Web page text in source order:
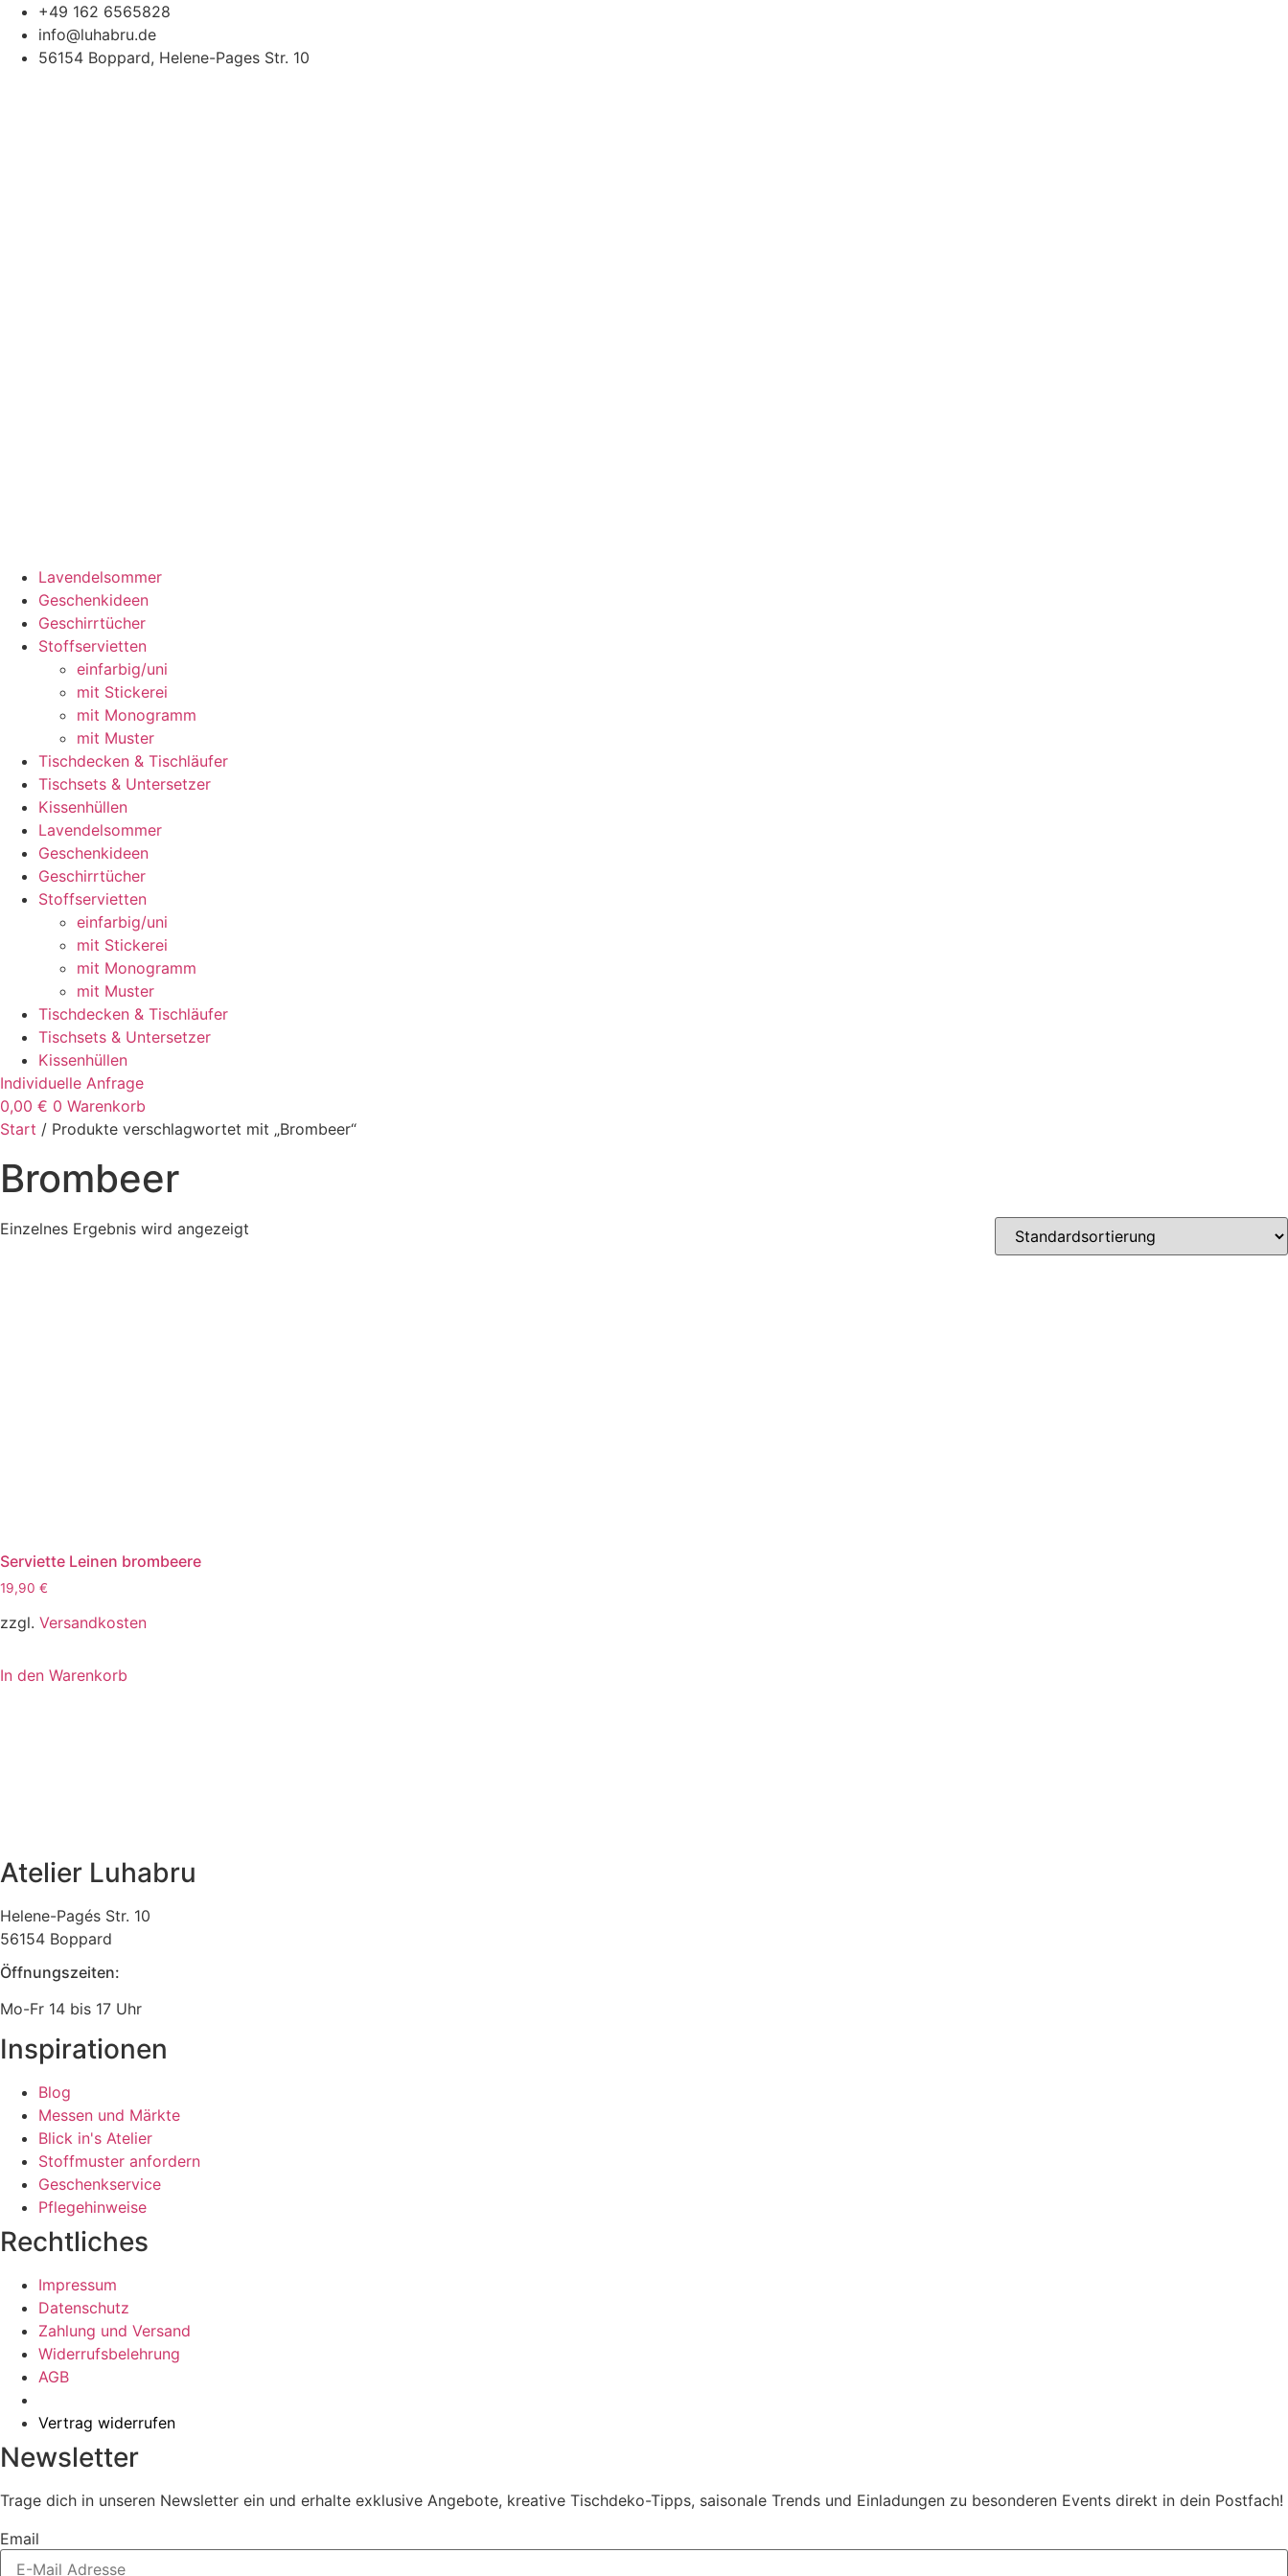
Zum
Inhalt
wechseln
+49 162 6565828
info@luhabru.de
56154 Boppard, Helene-Pages Str. 10
Lavendelsommer
Geschenkideen
Geschirrtücher
Stoffservietten
einfarbig/uni
mit Stickerei
mit Monogramm
mit Muster
Tischdecken & Tischläufer
Tischsets & Untersetzer
Kissenhüllen
Lavendelsommer
Geschenkideen
Geschirrtücher
Stoffservietten
einfarbig/uni
mit Stickerei
mit Monogramm
mit Muster
Tischdecken & Tischläufer
Tischsets & Untersetzer
Kissenhüllen
Individuelle Anfrage
0,00 € 0 Warenkorb
Start / Produkte verschlagwortet mit „Brombeer“
Brombeer
Einzelnes Ergebnis wird angezeigt
Serviette Leinen brombeere
19,90 €
zzgl. Versandkosten
In den Warenkorb
Atelier Luhabru
Helene-Pagés Str. 10
56154 Boppard
Öffnungszeiten:
Mo-Fr 14 bis 17 Uhr
Inspirationen
Blog
Messen und Märkte
Blick in's Atelier
Stoffmuster anfordern
Geschenkservice
Pflegehinweise
Rechtliches
Impressum
Datenschutz
Zahlung und Versand
Widerrufsbelehrung
AGB
Vertrag widerrufen
Newsletter
Trage dich in unseren Newsletter ein und erhalte exklusive Angebote, kreative Tischdeko-Tipps, saisonale Trends und Einladungen zu besonderen Events direkt in dein Postfach!
Email